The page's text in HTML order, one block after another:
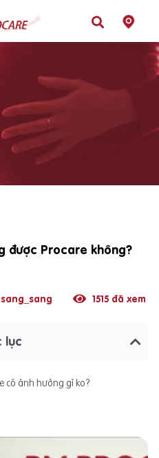
được Procare không?
sang_sang 1515 đã xem
lục
có ảnh hưởng gì ko?